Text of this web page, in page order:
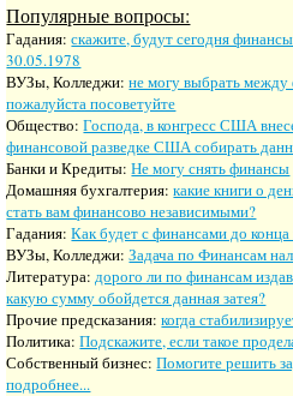
Популярные вопросы:
Гадания:скажите, будут сегодня
30.05.1978
ВУЗы, Колледжи:не могу выбрать между
пожалуйста посоветуйте
Общество:Господа, в конгресс США
финансовой разведке США собирать
Банки и Кредиты:Не могу снять финансы
Домашняя бухгалтерия:какие книги о
стать вам финансово независимыми?
Гадания:Как будет с финансами до
ВУЗы, Колледжи:Задача по Финансам
Литература:дорого ли по финансам
какую сумму обойдется данная затея?
Прочие предсказания:когда
Политика:Подскажите, если такое
Собственный бизнес:Помогите решить
подробнее...